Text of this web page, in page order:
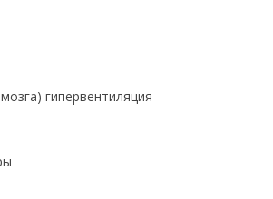
гипервентиляция